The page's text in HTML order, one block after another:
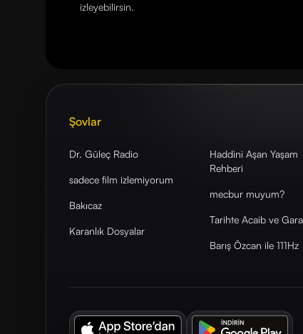
izleyebilirsin.
Şovlar
Dr. Güleç Radio
sadece film izlemiyorum
Bakıcaz
Karanlık Dosyalar
Haddini Aşan Yaşam
Rehberi
mecbur muyum?
Tarihte Acaib ve
Barış Özcan ile 111Hz